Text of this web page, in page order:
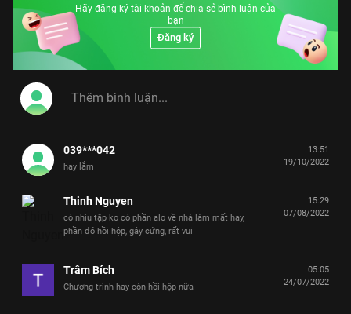
Hãy đăng ký tài khoản để chia sẻ bình luận của
bạn
Đăng ký
039***042
hay lắm
13:51
19/10/2022
Thinh Nguyen
có nhìu tập ko có phần alo về nhà làm mất hay,
phần đó hồi hộp, gây cứng, rất vui
15:29
07/08/2022
Trâm Bích
Chương trình hay còn hồi hộp nữa
05:05
24/07/2022